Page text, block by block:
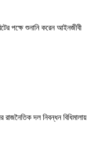
পক্ষে শুনানি করেন আইনজীবী
দল নিবন্ধন বিধিমালায়